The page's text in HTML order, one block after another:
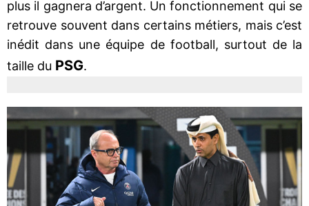
plus il gagnera d’argent. Un fonctionnement qui se
retrouve souvent dans certains métiers, mais c’est
inédit dans une équipe de football, surtout de la
taille du PSG.